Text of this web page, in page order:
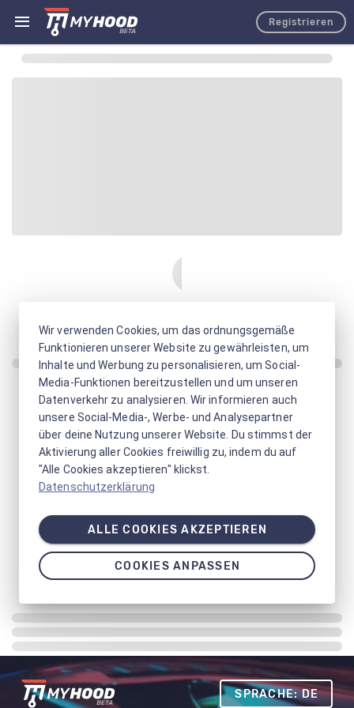
Registrieren
SPRACHE: DE
Wir verwenden Cookies, um das ordnungsgemäße
Funktionieren unserer Website zu gewährleisten, um
Inhalte und Werbung zu personalisieren, um Social-
Media-Funktionen bereitzustellen und um unseren
Datenverkehr zu analysieren. Wir informieren auch
unsere Social-Media-, Werbe- und Analysepartner
über deine Nutzung unserer Website. Du stimmst der
Aktivierung aller Cookies freiwillig zu, indem du auf
"Alle Cookies akzeptieren" klickst.
Datenschutzerklärung
ALLE COOKIES AKZEPTIEREN
COOKIES ANPASSEN